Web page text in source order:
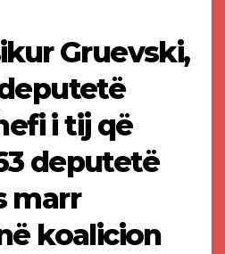
Gruevski,
i tij që
deputetë
marr
koalicion